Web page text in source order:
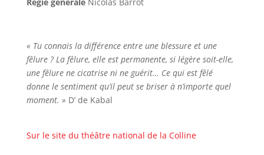
« Tu connais la différence entre une blessure et une
fêlure ? La fêlure, elle est permanente, si légère soit-elle,
une fêlure ne cicatrise ni ne guérit… Ce qui est fêlé
donne le sentiment qu’il peut se briser à n’importe quel
moment. » D’ de Kabal
Sur le site du théâtre national de la Colline